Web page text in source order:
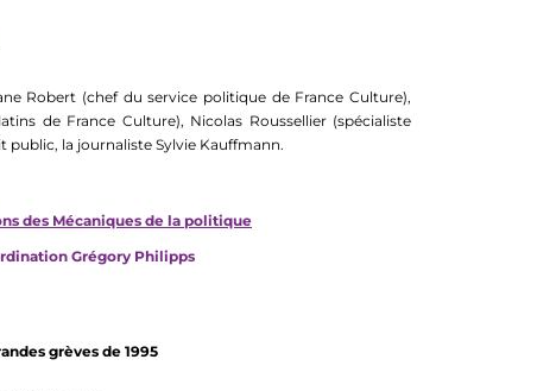
Robert (chef du service politique de France Culture),
de France Culture), Nicolas Roussellier (spécialiste
public, la journaliste Sylvie Kauffmann.
des Mécaniques de la politique
Grégory Philipps
grèves de 1995